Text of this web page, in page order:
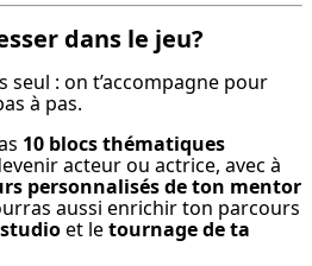
dans le jeu?
seul : on t’accompagne pour
à pas.
10 blocs thématiques
acteur ou actrice, avec à
personnalisés de ton mentor
aussi enrichir ton parcours
et le tournage de ta